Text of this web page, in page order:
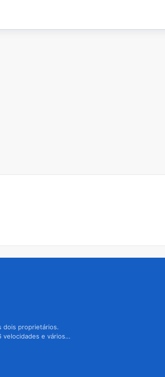
dois proprietários.
velocidades e vários